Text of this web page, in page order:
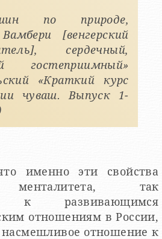
по природе,
[венгерский
сердечный,
гостеприимный»
«Краткий курс
чуваш. Выпуск 1-
именно эти свойства
менталитета, так
к развивающимся
отношениям в России,
насмешливое отношение к